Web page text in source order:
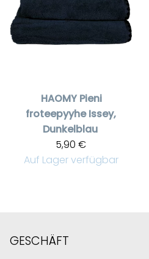
HAOMY Pieni
froteepyyhe Issey,
Dunkelblau
5,90 €
Auf Lager verfügbar
GESCHÄFT